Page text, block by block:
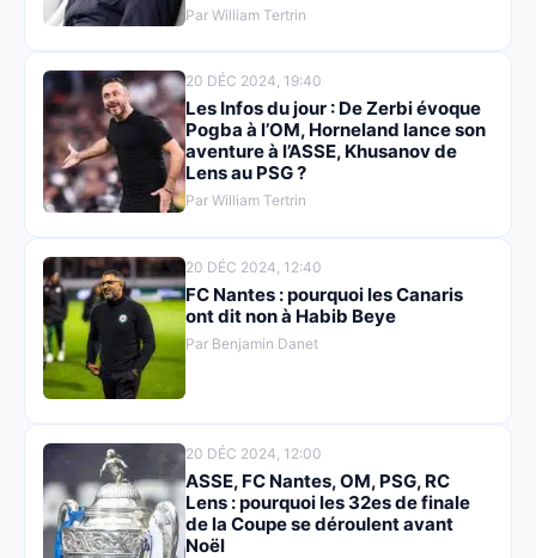
Par William Tertrin
20 DÉC 2024, 19:40
Les Infos du jour : De Zerbi évoque
Pogba à l’OM, Horneland lance son
aventure à l’ASSE, Khusanov de
Lens au PSG ?
Par William Tertrin
20 DÉC 2024, 12:40
FC Nantes : pourquoi les Canaris
ont dit non à Habib Beye
Par Benjamin Danet
20 DÉC 2024, 12:00
ASSE, FC Nantes, OM, PSG, RC
Lens : pourquoi les 32es de finale
de la Coupe se déroulent avant
Noël